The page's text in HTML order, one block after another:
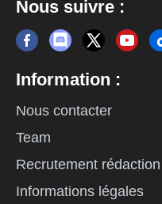
Nous suivre :
Information :
Nous contacter
Team
Recrutement rédaction
Informations légales